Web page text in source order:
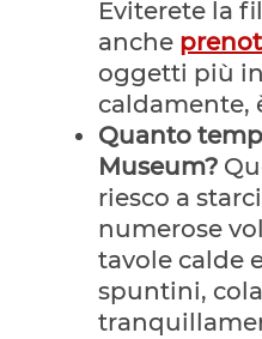
Eviterete la
anche
oggetti più
caldamente,
Quanto
Museum?
riesco a
numerose
tavole calde
spuntini,